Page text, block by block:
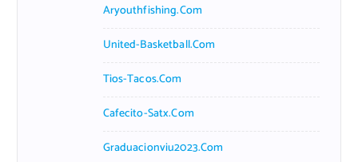
Aryouthfishing.com
United-Basketball.com
Tios-Tacos.com
Cafecito-Satx.com
Graduacionviu2023.com